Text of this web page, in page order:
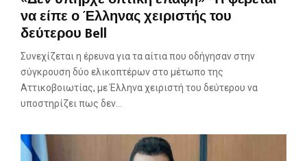
να είπε ο Έλληνας χειριστής του
δεύτερου Bell
Συνεχίζεται η έρευνα για τα αίτια που οδήγησαν στην
σύγκρουση δύο ελικοπτέρων στο μέτωπο της
Αττικοβοιωτίας, με Έλληνα χειριστή του δεύτερου να
υποστηρίζει πως δεν...